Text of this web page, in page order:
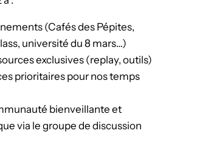
(Cafés des Pépites,
université du 8 mars…)
exclusives (replay, outils)
prioritaires pour nos temps
bienveillante et
via le groupe de discussion